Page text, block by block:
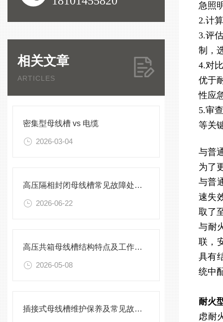
相关文章
ARTICLES
密集型母线槽 vs 电缆
2026-03-04
高压隔相封闭母线槽常见故障处理方案
2026-06-22
高压共箱母线槽结构特点及工作原理
2026-05-08
插接式母线槽维护保养及常见故障处理指南
急照
2.计
3.评
制，
4.对
优于
性应
5.审
等关
与普
为了
与普
速失
取了
与耐
联，
具有
统中
耐火
虑耐